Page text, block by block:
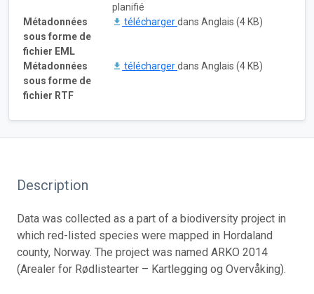
planifié
Métadonnées
sous forme de
fichier EML
téléchargerdans Anglais (4 KB)
Métadonnées
sous forme de
fichier RTF
téléchargerdans Anglais (4 KB)
Description
Data was collected as a part of a biodiversity project in
which red-listed species were mapped in Hordaland
county, Norway. The project was named ARKO 2014
(Arealer for Rødlistearter – Kartlegging og Overvåking).